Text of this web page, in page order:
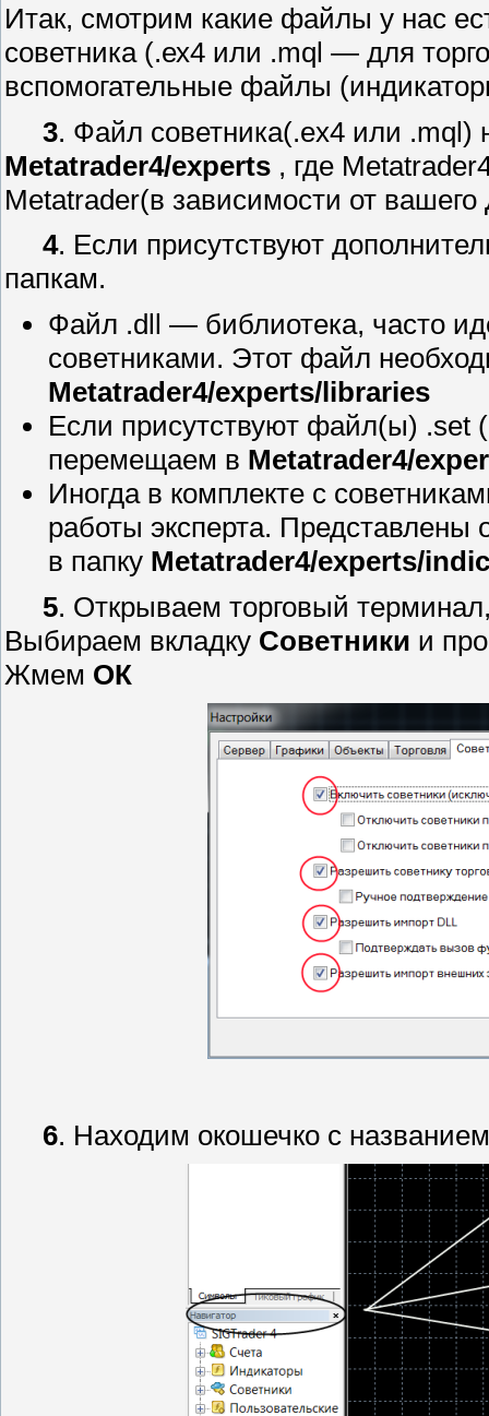
Итак, смотрим какие файлы у нас
советника (.ех4 или .mql — для
вспомогательные файлы
3. Файл советника(.ex4 или .mql)
Metatrader4/experts , где
Metatrader(в зависимости от
4. Если присутствуют
папкам.
Файл .dll — библиотека, часто
советниками. Этот файл
Metatrader4/experts/libraries
Если присутствуют файл(ы) .set
перемещаем в Metatrader4/
Иногда в комплекте с
работы эксперта.
в папку Metatrader4/experts/
5. Открываем торговый
Выбираем вкладку Советники и
Жмем ОК
6. Находим окошечко с